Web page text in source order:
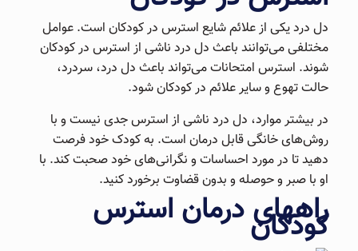
دل درد یکی از علائم شایع استرس در کودکان است. عوامل
مختلفی می‌توانند باعث دل درد ناشی از استرس در کودکان
شوند. استرس امتحانات می‌تواند باعث دل درد، سردرد،
حالت تهوع و سایر علائم در کودکان شود.
در بیشتر موارد، دل درد ناشی از استرس جدی نیست و با
روش‌های خانگی قابل درمان است. به کودک خود فرصت
دهید تا در مورد احساسات و نگرانی‌های خود صحبت کند. با
او با صبر و حوصله و بدون قضاوت برخورد کنید.
راههای درمان استرس
کودکان